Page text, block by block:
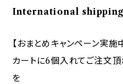
International
【おまとめキャンペーン実施中
カートに6個入れてご注文頂
を